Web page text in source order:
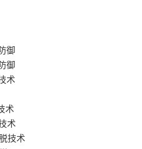
御
御
术
术
术
技术